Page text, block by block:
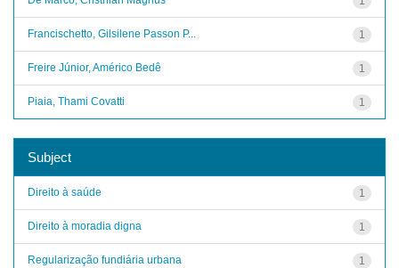
1
Francischetto, Gilsilene Passon P...
1
Freire Júnior, Américo Bedê
1
Piaia, Thami Covatti
Subject
1
Direito à saúde
1
Direito à moradia digna
1
Regularização fundiária urbana